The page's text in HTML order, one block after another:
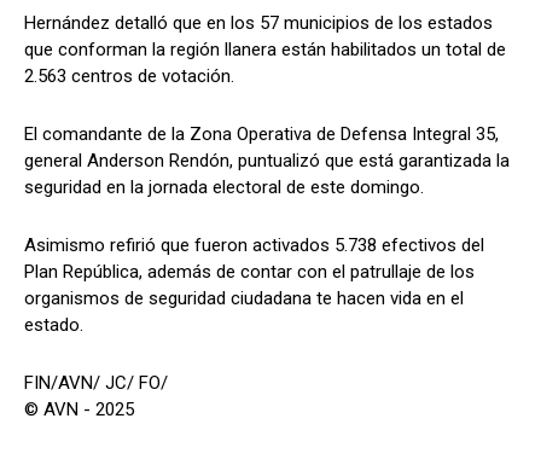
Hernández detalló que en los 57 municipios de los estados
que conforman la región llanera están habilitados un total de
2.563 centros de votación.
El comandante de la Zona Operativa de Defensa Integral 35,
general Anderson Rendón, puntualizó que está garantizada la
seguridad en la jornada electoral de este domingo.
Asimismo refirió que fueron activados 5.738 efectivos del
Plan República, además de contar con el patrullaje de los
organismos de seguridad ciudadana te hacen vida en el
estado.
FIN/AVN/ JC/ FO/
© AVN - 2025